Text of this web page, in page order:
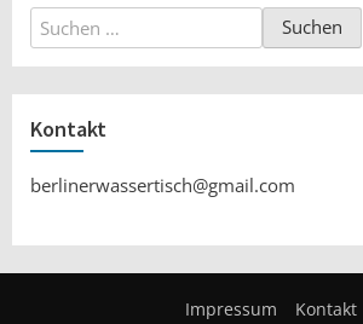
Suchen
nach:
Kontakt
berlinerwassertisch@gmail.com
Impressum Kontakt